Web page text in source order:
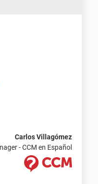
Carlos Villagómez
- CCM en Español